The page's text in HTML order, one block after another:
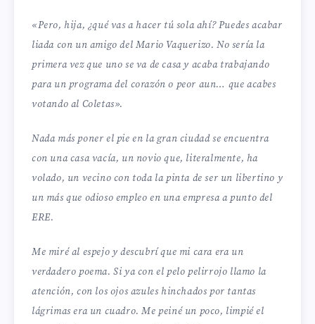
«Pero, hija, ¿qué vas a hacer tú sola ahí? Puedes acabar
liada con un amigo del Mario Vaquerizo. No sería la
primera vez que uno se va de casa y acaba trabajando
para un programa del corazón o peor aun… que acabes
votando al Coletas».
Nada más poner el pie en la gran ciudad se encuentra
con una casa vacía, un novio que, literalmente, ha
volado, un vecino con toda la pinta de ser un libertino y
un más que odioso empleo en una empresa a punto del
ERE.
Me miré al espejo y descubrí que mi cara era un
verdadero poema. Si ya con el pelo pelirrojo llamo la
atención, con los ojos azules hinchados por tantas
lágrimas era un cuadro. Me peiné un poco, limpié el